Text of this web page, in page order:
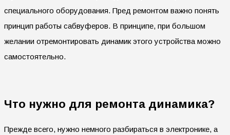
специального оборудования. Пред ремонтом важно понять
принцип работы сабвуферов. В принципе, при большом
желании отремонтировать динамик этого устройства можно
самостоятельно.
Что нужно для ремонта динамика?
Прежде всего, нужно немного разбираться в электронике, а